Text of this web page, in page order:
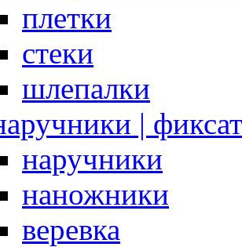
плетки
стеки
шлепалки
|
наручники
наножники
веревка